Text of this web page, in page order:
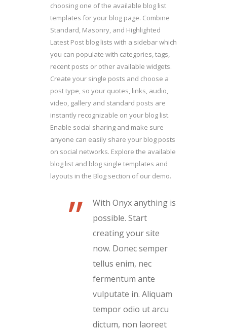
choosing one of the available blog list
templates for your blog page. Combine
Standard, Masonry, and Highlighted
Latest Post blog lists with a sidebar which
you can populate with categories, tags,
recent posts or other available widgets.
Create your single posts and choose a
post type, so your quotes, links, audio,
video, gallery and standard posts are
instantly recognizable on your blog list.
Enable social sharing and make sure
anyone can easily share your blog posts
on social networks. Explore the available
blog list and blog single templates and
layouts in the Blog section of our demo.
”
With Onyx anything is
possible. Start
creating your site
now. Donec semper
tellus enim, nec
fermentum ante
vulputate in. Aliquam
tempor odio ut arcu
dictum, non laoreet